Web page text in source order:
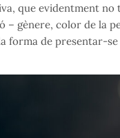
que evidentment
– gènere, color de la
forma de presentar-